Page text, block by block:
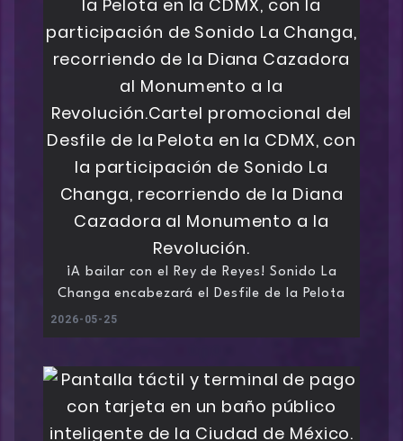
¡A bailar con el Rey de Reyes! Sonido La
Changa encabezará el Desfile de la Pelota
2026-05-25